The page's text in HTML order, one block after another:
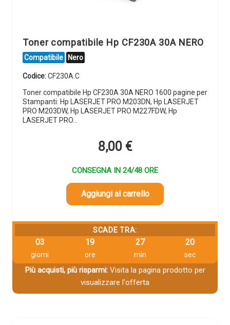
Toner compatibile Hp CF230A 30A NERO
Compatibile Nero
Codice:CF230A.C
Toner compatibile Hp CF230A 30A NERO 1600 pagine per
Stampanti: Hp LASERJET PRO M203DN, Hp LASERJET
PRO M203DW, Hp LASERJET PRO M227FDW, Hp
LASERJET PRO…
8,00 €
CONSEGNA IN 24/48 ORE
Aggiungi al carrello
SCADE TRA:
03
giorni
19
ore
27
min
20
sec
Più acquisti, più risparmi:Visita la pagina prodotto per
visualizzare l'offerta